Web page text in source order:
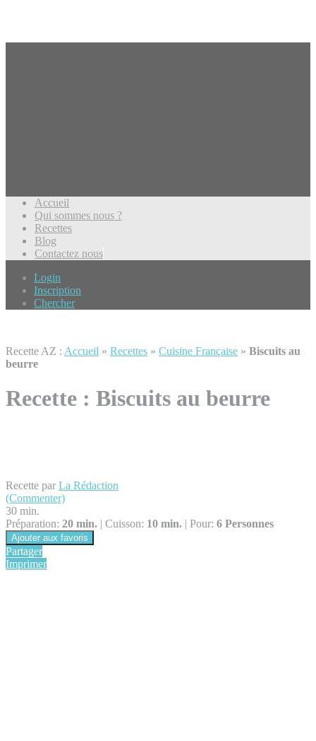
Accueil
Qui sommes nous ?
Recettes
Blog
Contactez nous
Login
Inscription
Chercher
Recette AZ : Accueil » Recettes » Cuisine Française » Biscuits au
beurre
Recette : Biscuits au beurre
Recette par La Rédaction
(Commenter)
30 min.
Préparation: 20 min. | Cuisson: 10 min. | Pour: 6 Personnes
Ajouter aux favoris
Partager
Imprimer